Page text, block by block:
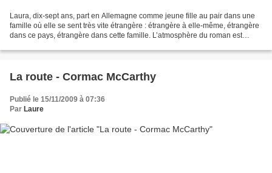
Laura, dix-sept ans, part en Allemagne comme jeune fille au pair dans une
famille où elle se sent très vite étrangère : étrangère à elle-même, étrangère
dans ce pays, étrangère dans cette famille. L’atmosphère du roman est
La route - Cormac McCarthy
Publié le 15/11/2009 à 07:36
Par Laure